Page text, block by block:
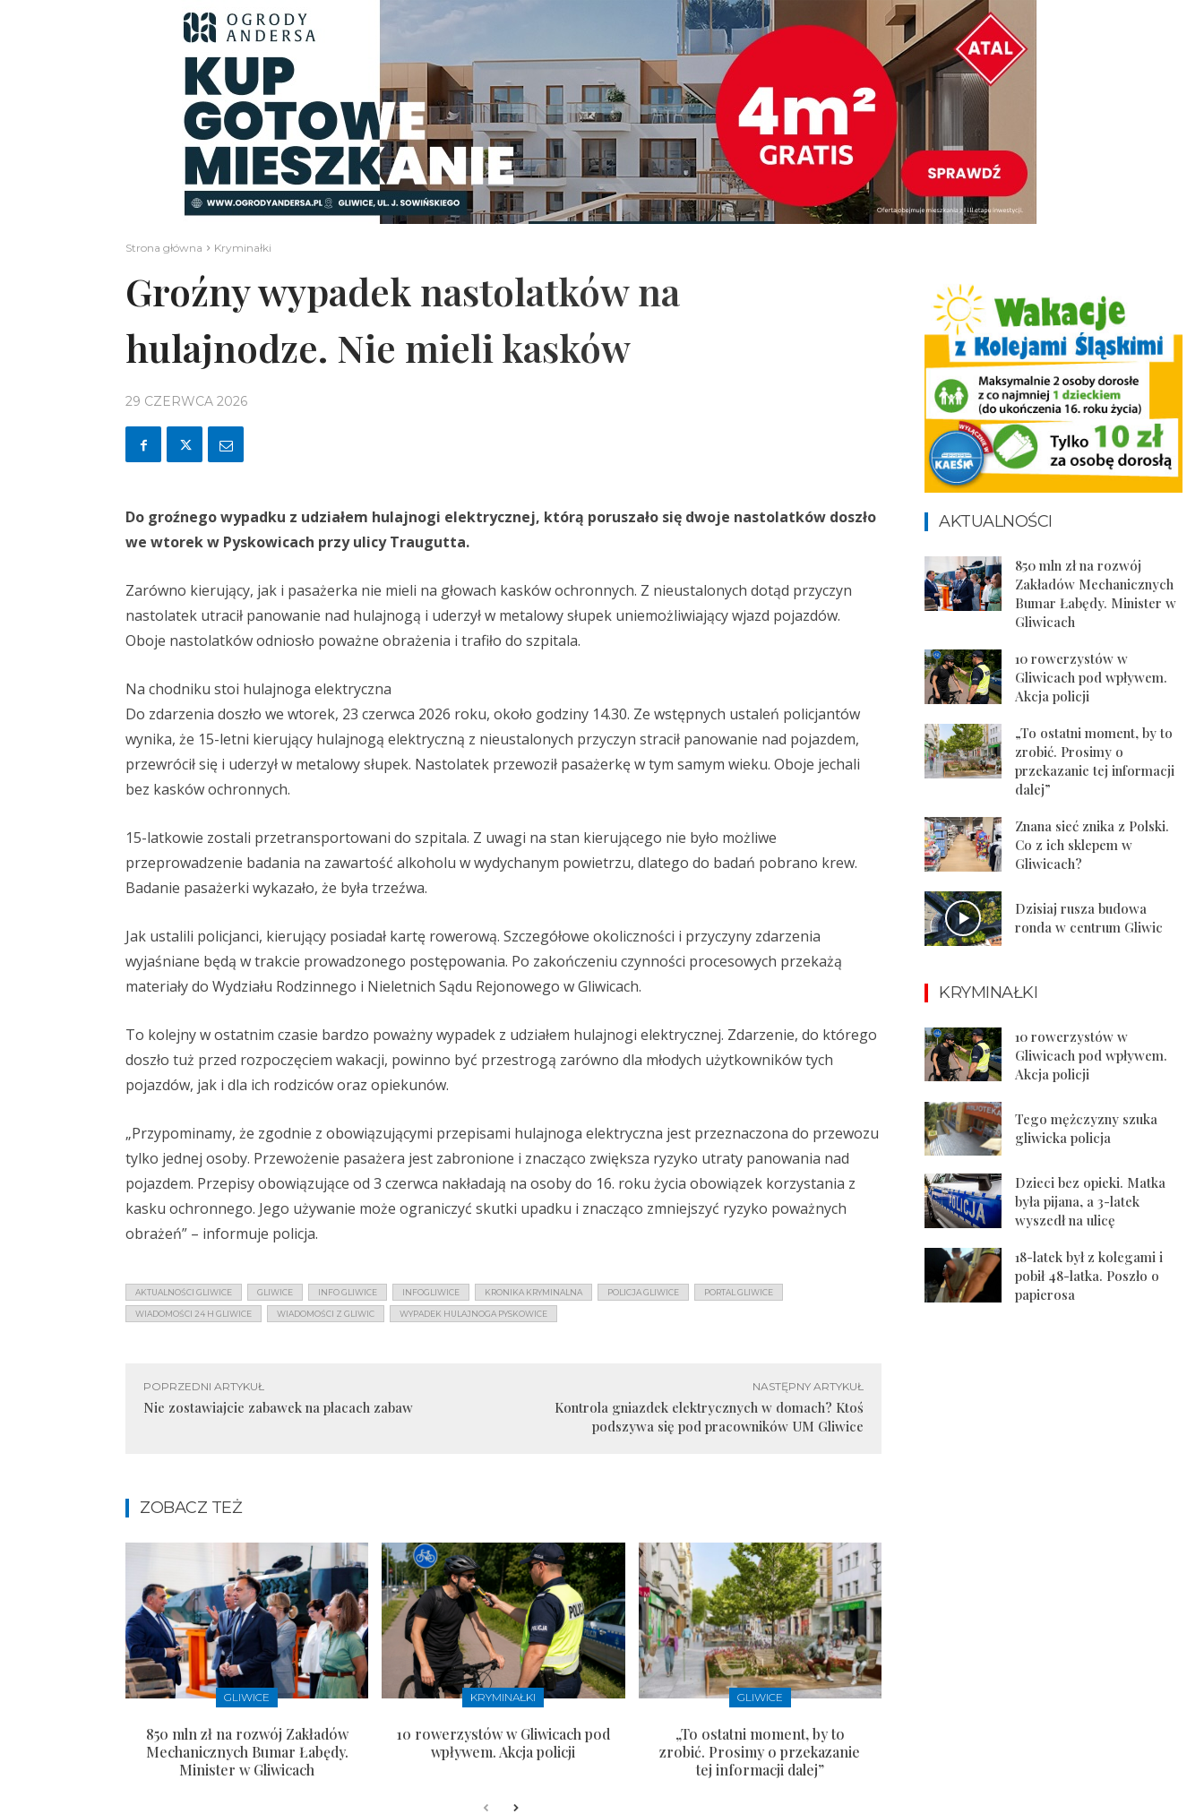
Strona główna Kryminałki
Groźny wypadek nastolatków na
hulajnodze. Nie mieli kasków
29 CZERWCA 2026
Do groźnego wypadku z udziałem hulajnogi elektrycznej, którą poruszało się dwoje nastolatków doszło
we wtorek w Pyskowicach przy ulicy Traugutta.
Zarówno kierujący, jak i pasażerka nie mieli na głowach kasków ochronnych. Z nieustalonych dotąd przyczyn
nastolatek utracił panowanie nad hulajnogą i uderzył w metalowy słupek uniemożliwiający wjazd pojazdów.
Oboje nastolatków odniosło poważne obrażenia i trafiło do szpitala.
Na chodniku stoi hulajnoga elektryczna
Do zdarzenia doszło we wtorek, 23 czerwca 2026 roku, około godziny 14.30. Ze wstępnych ustaleń policjantów
wynika, że 15-letni kierujący hulajnogą elektryczną z nieustalonych przyczyn stracił panowanie nad pojazdem,
przewrócił się i uderzył w metalowy słupek. Nastolatek przewoził pasażerkę w tym samym wieku. Oboje jechali
bez kasków ochronnych.
15-latkowie zostali przetransportowani do szpitala. Z uwagi na stan kierującego nie było możliwe
przeprowadzenie badania na zawartość alkoholu w wydychanym powietrzu, dlatego do badań pobrano krew.
Badanie pasażerki wykazało, że była trzeźwa.
Jak ustalili policjanci, kierujący posiadał kartę rowerową. Szczegółowe okoliczności i przyczyny zdarzenia
wyjaśniane będą w trakcie prowadzonego postępowania. Po zakończeniu czynności procesowych przekażą
materiały do Wydziału Rodzinnego i Nieletnich Sądu Rejonowego w Gliwicach.
To kolejny w ostatnim czasie bardzo poważny wypadek z udziałem hulajnogi elektrycznej. Zdarzenie, do którego
doszło tuż przed rozpoczęciem wakacji, powinno być przestrogą zarówno dla młodych użytkowników tych
pojazdów, jak i dla ich rodziców oraz opiekunów.
„Przypominamy, że zgodnie z obowiązującymi przepisami hulajnoga elektryczna jest przeznaczona do przewozu
tylko jednej osoby. Przewożenie pasażera jest zabronione i znacząco zwiększa ryzyko utraty panowania nad
pojazdem. Przepisy obowiązujące od 3 czerwca nakładają na osoby do 16. roku życia obowiązek korzystania z
kasku ochronnego. Jego używanie może ograniczyć skutki upadku i znacząco zmniejszyć ryzyko poważnych
obrażeń” – informuje policja.
AKTUALNOŚCI GLIWICE GLIWICE INFO GLIWICE INFOGLIWICE KRONIKA KRYMINALNA POLICJA GLIWICE PORTAL GLIWICE
WIADOMOŚCI 24 H GLIWICE WIADOMOŚCI Z GLIWIC WYPADEK HULAJNOGA PYSKOWICE
POPRZEDNI ARTYKUŁ
Nie zostawiajcie zabawek na placach zabaw
NASTĘPNY ARTYKUŁ
Kontrola gniazdek elektrycznych w domach? Ktoś
podszywa się pod pracowników UM Gliwice
ZOBACZ TEŻ
GLIWICE
850 mln zł na rozwój Zakładów
Mechanicznych Bumar Łabędy.
Minister w Gliwicach
KRYMINAŁKI
10 rowerzystów w Gliwicach pod
wpływem. Akcja policji
GLIWICE
„To ostatni moment, by to
zrobić. Prosimy o przekazanie
tej informacji dalej”
AKTUALNOŚCI
850 mln zł na rozwój
Zakładów Mechanicznych
Bumar Łabędy. Minister w
Gliwicach
10 rowerzystów w
Gliwicach pod wpływem.
Akcja policji
„To ostatni moment, by to
zrobić. Prosimy o
przekazanie tej informacji
dalej”
Znana sieć znika z Polski.
Co z ich sklepem w
Gliwicach?
Dzisiaj rusza budowa
ronda w centrum Gliwic
KRYMINAŁKI
10 rowerzystów w
Gliwicach pod wpływem.
Akcja policji
Tego mężczyzny szuka
gliwicka policja
Dzieci bez opieki. Matka
była pijana, a 3-latek
wyszedł na ulicę
18-latek był z kolegami i
pobił 48-latka. Poszło o
papierosa